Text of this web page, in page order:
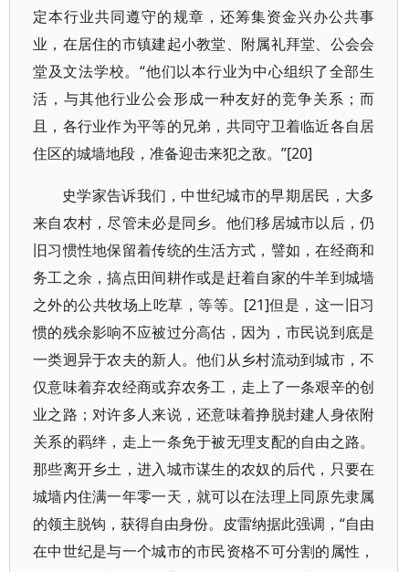
定本行业共同遵守的规章，还筹集资金兴办公共事
业，在居住的市镇建起小教堂、附属礼拜堂、公会会
堂及文法学校。“他们以本行业为中心组织了全部生
活，与其他行业公会形成一种友好的竞争关系；而
且，各行业作为平等的兄弟，共同守卫着临近各自居
住区的城墙地段，准备迎击来犯之敌。”[20]
史学家告诉我们，中世纪城市的早期居民，大多
来自农村，尽管未必是同乡。他们移居城市以后，仍
旧习惯性地保留着传统的生活方式，譬如，在经商和
务工之余，搞点田间耕作或是赶着自家的牛羊到城墙
之外的公共牧场上吃草，等等。[21]但是，这一旧习
惯的残余影响不应被过分高估，因为，市民说到底是
一类迥异于农夫的新人。他们从乡村流动到城市，不
仅意味着弃农经商或弃农务工，走上了一条艰辛的创
业之路；对许多人来说，还意味着挣脱封建人身依附
关系的羁绊，走上一条免于被无理支配的自由之路。
那些离开乡土，进入城市谋生的农奴的后代，只要在
城墙内住满一年零一天，就可以在法理上同原先隶属
的领主脱钩，获得自由身份。皮雷纳据此强调，“自由
在中世纪是与一个城市的市民资格不可分割的属性，